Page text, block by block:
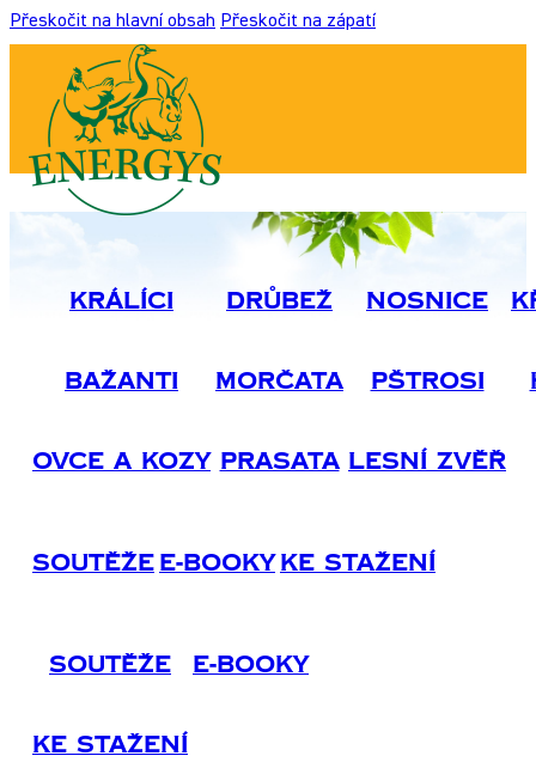
Přeskočit na hlavní obsah Přeskočit na zápatí
Králíci Drůbež Nosnice
Bažanti Morčata Pštrosi
Ovce A Kozy Prasata Lesní Zvěř
SoutěžeE-BookyKe Stažení
Soutěže E-Booky
Ke Stažení